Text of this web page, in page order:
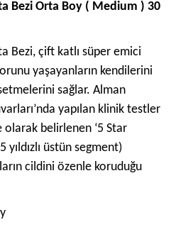
Bezi Orta Boy ( Medium ) 30
Bezi, çift katlı süper emici
yaşayanların kendilerini
sağlar. Alman
yapılan klinik testler
olarak belirlenen ‘5 Star
yıldızlı üstün segment)
cildini özenle koruduğu